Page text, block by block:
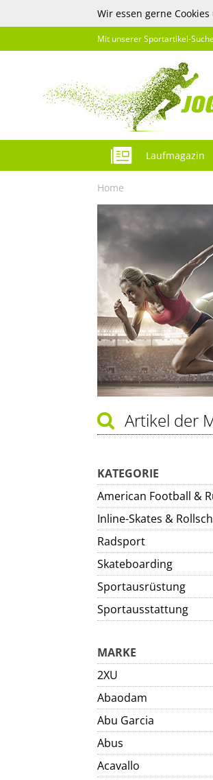
Wir essen gerne
Mit unserer Sportartikel-
Laufmagazin
Home
Artikel der
KATEGORIE
American Football &
Inline-Skates &
Radsport
Skateboarding
Sportausrüstung
Sportausstattung
MARKE
2XU
Abaodam
Abu Garcia
Abus
Acavallo